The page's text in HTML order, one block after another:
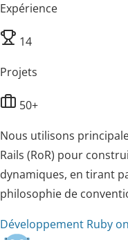
Expérience
14
Projets
50+
Nous utilisons
Rails (RoR) pour
dynamiques, en tirant
philosophie de
Développement Ruby